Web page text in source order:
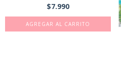
$7.990